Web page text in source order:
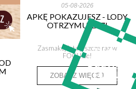
05-08-2026
APKĘ POKAZUJESZ - LODY
OTRZYMUJESZ!
Zasmakuj lata jeszcze raz w
FOCUSie!
ZOBACZ WIĘCEJ